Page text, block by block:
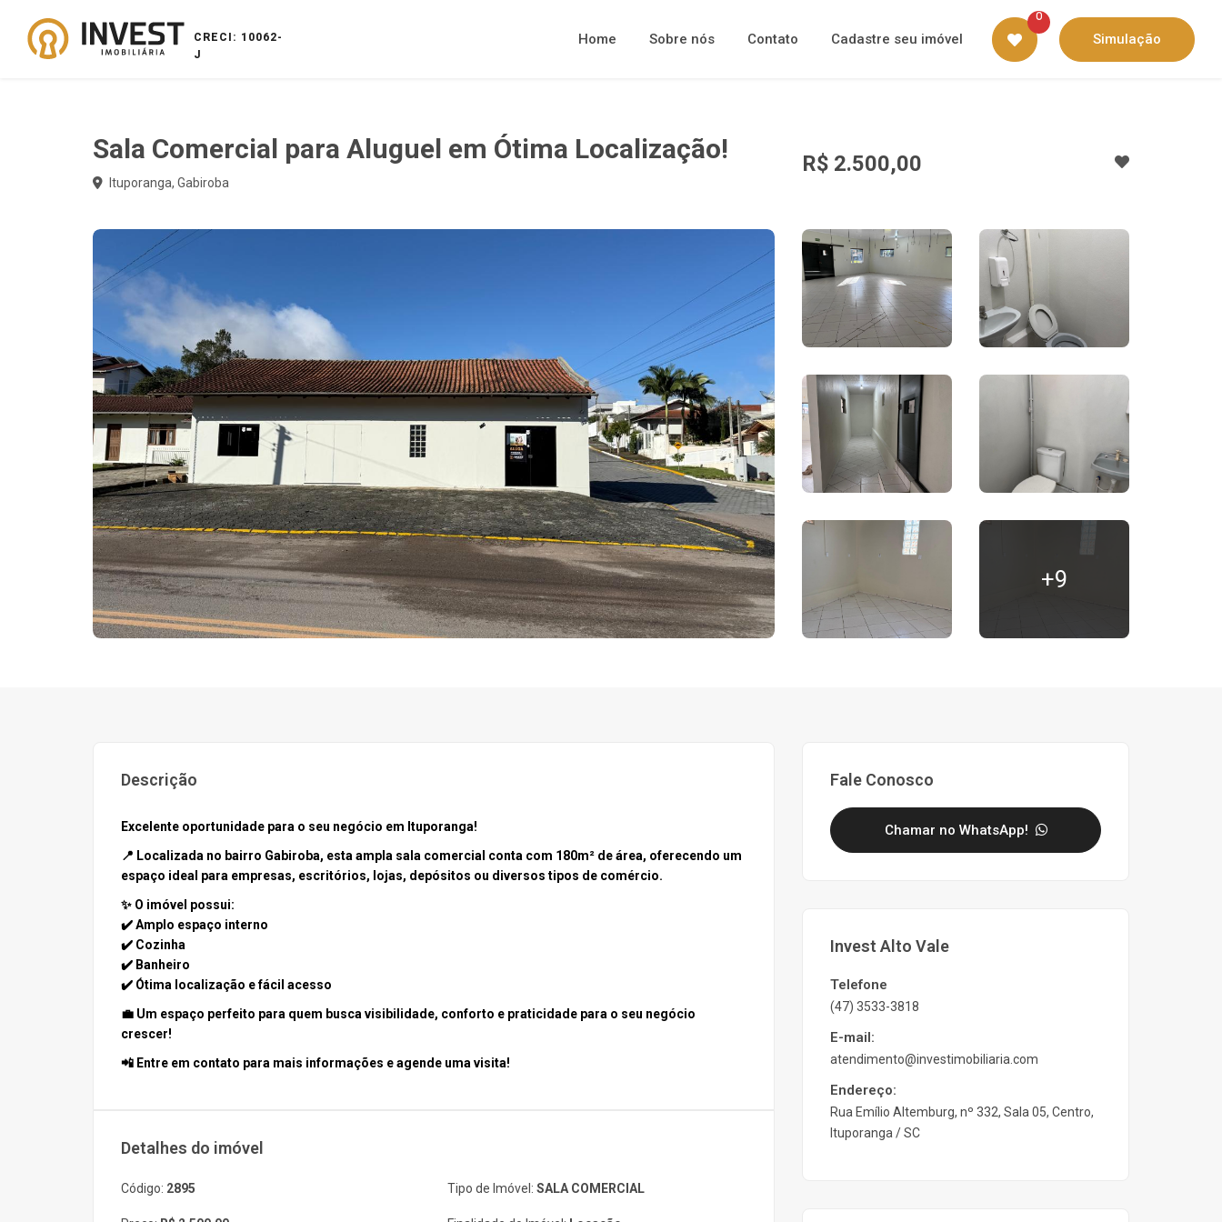
CRECI: 10062-
J
Home Sobre nós Contato Cadastre seu imóvel
0
Simulação
Sala Comercial para Aluguel em Ótima Localização!
Ituporanga, Gabiroba
R$ 2.500,00
+9
Descrição
Excelente oportunidade para o seu negócio em Ituporanga!
📍 Localizada no bairro Gabiroba, esta ampla sala comercial conta com 180m² de área, oferecendo um
espaço ideal para empresas, escritórios, lojas, depósitos ou diversos tipos de comércio.
✨ O imóvel possui:
✔️ Amplo espaço interno
✔️ Cozinha
✔️ Banheiro
✔️ Ótima localização e fácil acesso
💼 Um espaço perfeito para quem busca visibilidade, conforto e praticidade para o seu negócio
crescer!
📲 Entre em contato para mais informações e agende uma visita!
Detalhes do imóvel
Código: 2895 Tipo de Imóvel: SALA COMERCIAL
Fale Conosco
Chamar no WhatsApp!
Invest Alto Vale
Telefone
(47) 3533-3818
E-mail:
atendimento@investimobiliaria.com
Endereço:
Rua Emílio Altemburg, nº 332, Sala 05, Centro,
Ituporanga / SC